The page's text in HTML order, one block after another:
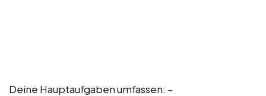
Deine Hauptaufgaben umfassen: –